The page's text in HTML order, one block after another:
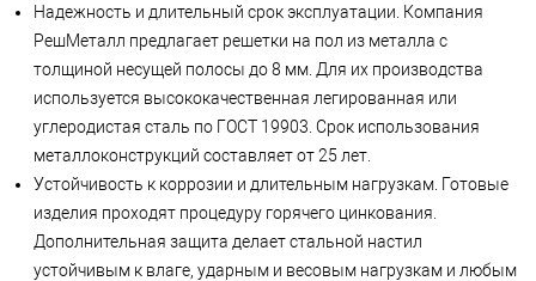
Надежность и длительный срок эксплуатации. Компания
РешМеталл предлагает решетки на пол из металла с
толщиной несущей полосы до 8 мм. Для их производства
используется высококачественная легированная или
углеродистая сталь по ГОСТ 19903. Срок использования
металлоконструкций составляет от 25 лет.
Устойчивость к коррозии и длительным нагрузкам. Готовые
изделия проходят процедуру горячего цинкования.
Дополнительная защита делает стальной настил
устойчивым к влаге, ударным и весовым нагрузкам и любым